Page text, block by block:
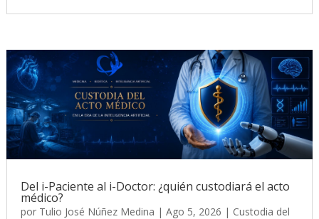
Del i-Paciente al i-Doctor: ¿quién custodiará el acto
médico?
por Tulio José Núñez Medina | Ago 5, 2026 | Custodia del